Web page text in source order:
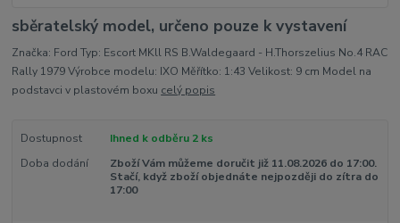
sběratelský model, určeno pouze k vystavení
Značka: Ford Typ: Escort MKll RS B.Waldegaard - H.Thorszelius No.4 RAC
Rally 1979 Výrobce modelu: IXO Měřítko: 1:43 Velikost: 9 cm Model na
podstavci v plastovém boxu celý popis
Dostupnost
Ihned k odběru 2 ks
Doba dodání
Zboží Vám můžeme doručit již 11.08.2026 do 17:00.
Stačí, když zboží objednáte nejpozději do zítra do
17:00